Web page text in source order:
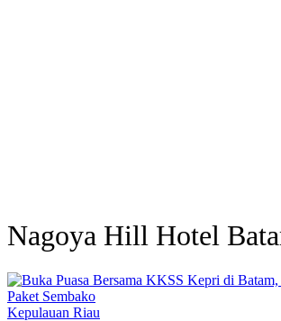
Nagoya Hill Hotel
Kepulauan Riau